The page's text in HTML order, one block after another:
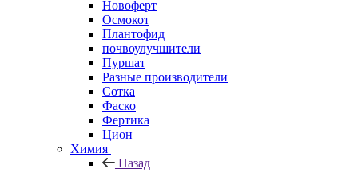
Новоферт
Осмокот
Плантофид
почвоулучшители
Пуршат
Разные производители
Сотка
Фаско
Фертика
Цион
Химия
Назад